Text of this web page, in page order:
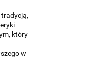
który
w